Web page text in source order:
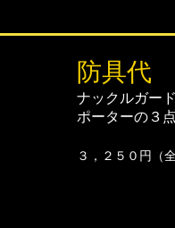
防具代
ナックルガー
ポーターの３
３，２５０円（